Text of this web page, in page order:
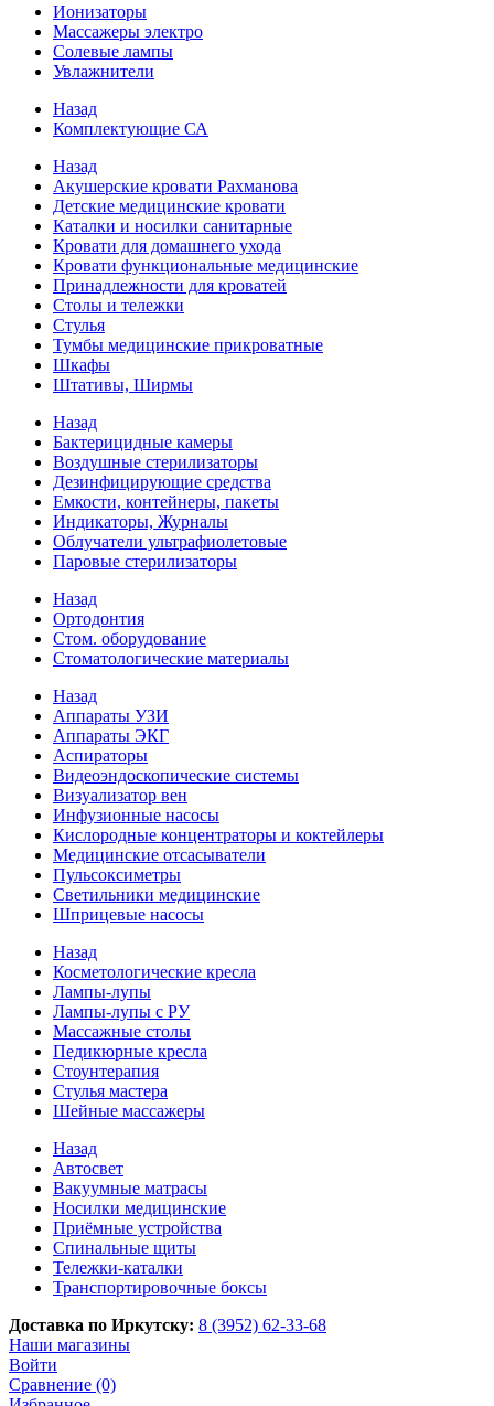
Ионизаторы
Массажеры электро
Солевые лампы
Увлажнители
Назад
Комплектующие СА
Назад
Акушерские кровати Рахманова
Детские медицинские кровати
Каталки и носилки санитарные
Кровати для домашнего ухода
Кровати функциональные медицинские
Принадлежности для кроватей
Столы и тележки
Стулья
Тумбы медицинские прикроватные
Шкафы
Штативы, Ширмы
Назад
Бактерицидные камеры
Воздушные стерилизаторы
Дезинфицирующие средства
Емкости, контейнеры, пакеты
Индикаторы, Журналы
Облучатели ультрафиолетовые
Паровые стерилизаторы
Назад
Ортодонтия
Стом. оборудование
Стоматологические материалы
Назад
Аппараты УЗИ
Аппараты ЭКГ
Аспираторы
Видеоэндоскопические системы
Визуализатор вен
Инфузионные насосы
Кислородные концентраторы и коктейлеры
Медицинские отсасыватели
Пульсоксиметры
Светильники медицинские
Шприцевые насосы
Назад
Косметологические кресла
Лампы-лупы
Лампы-лупы с РУ
Массажные столы
Педикюрные кресла
Стоунтерапия
Стулья мастера
Шейные массажеры
Назад
Автосвет
Вакуумные матрасы
Носилки медицинские
Приёмные устройства
Спинальные щиты
Тележки-каталки
Транспортировочные боксы
Доставка по Иркутску: 8 (3952) 62-33-68
Наши магазины
Войти
Сравнение (0)